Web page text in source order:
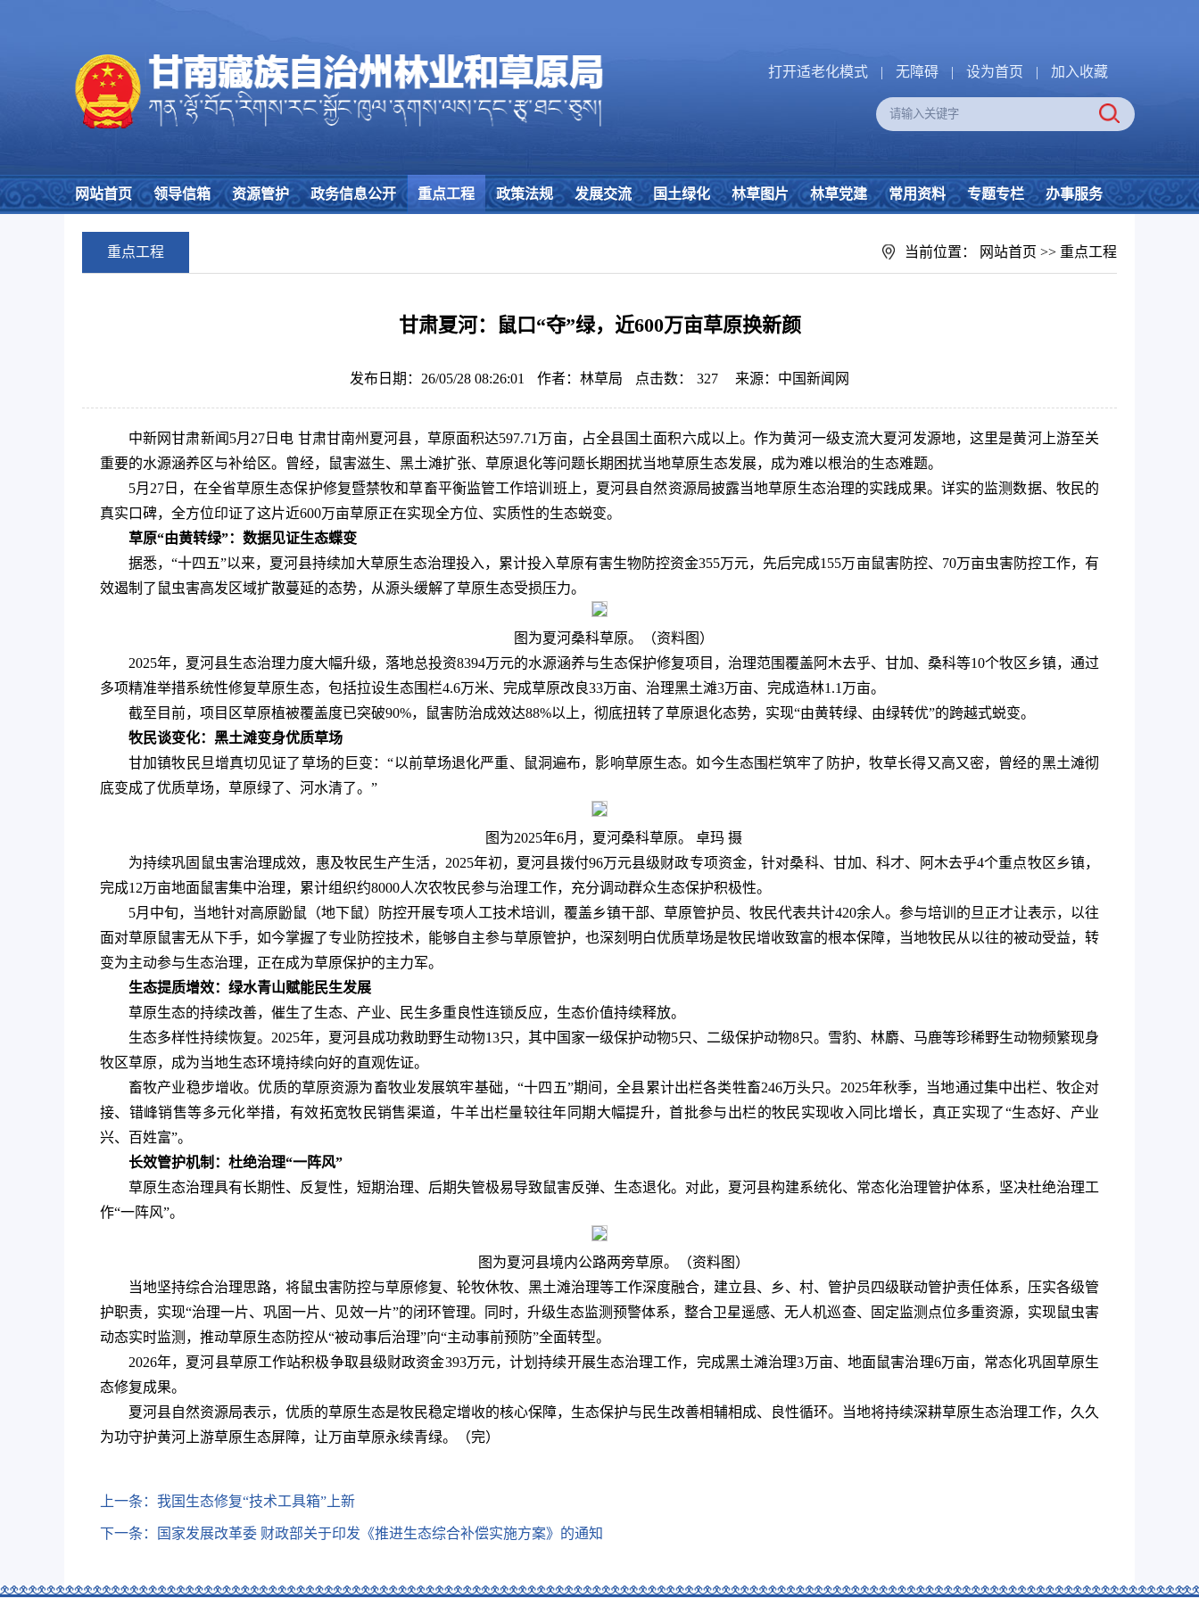
打开适老化模式 | 无障碍 | 设为首页 | 加入收藏
网站首页 领导信箱 资源管护 政务信息公开 重点工程 政策法规 发展交流 国土绿化 林草图片 林草党建 常用资料 专题专栏 办事服务
重点工程 当前位置： 网站首页 >> 重点工程
甘肃夏河：鼠口“夺”绿，近600万亩草原换新颜
发布日期：26/05/28 08:26:01 作者：林草局 点击数： 327 来源：中国新闻网
中新网甘肃新闻5月27日电 甘肃甘南州夏河县，草原面积达597.71万亩，占全县国土面积六成以上。作为黄河一级支流大夏河发源地，这里是黄河上游至关
重要的水源涵养区与补给区。曾经，鼠害滋生、黑土滩扩张、草原退化等问题长期困扰当地草原生态发展，成为难以根治的生态难题。
5月27日，在全省草原生态保护修复暨禁牧和草畜平衡监管工作培训班上，夏河县自然资源局披露当地草原生态治理的实践成果。详实的监测数据、牧民的
真实口碑，全方位印证了这片近600万亩草原正在实现全方位、实质性的生态蜕变。
草原“由黄转绿”：数据见证生态蝶变
据悉，“十四五”以来，夏河县持续加大草原生态治理投入，累计投入草原有害生物防控资金355万元，先后完成155万亩鼠害防控、70万亩虫害防控工作，有
效遏制了鼠虫害高发区域扩散蔓延的态势，从源头缓解了草原生态受损压力。
图为夏河桑科草原。（资料图）
2025年，夏河县生态治理力度大幅升级，落地总投资8394万元的水源涵养与生态保护修复项目，治理范围覆盖阿木去乎、甘加、桑科等10个牧区乡镇，通过
多项精准举措系统性修复草原生态，包括拉设生态围栏4.6万米、完成草原改良33万亩、治理黑土滩3万亩、完成造林1.1万亩。
截至目前，项目区草原植被覆盖度已突破90%，鼠害防治成效达88%以上，彻底扭转了草原退化态势，实现“由黄转绿、由绿转优”的跨越式蜕变。
牧民谈变化：黑土滩变身优质草场
甘加镇牧民旦增真切见证了草场的巨变：“以前草场退化严重、鼠洞遍布，影响草原生态。如今生态围栏筑牢了防护，牧草长得又高又密，曾经的黑土滩彻
底变成了优质草场，草原绿了、河水清了。”
图为2025年6月，夏河桑科草原。 卓玛 摄
为持续巩固鼠虫害治理成效，惠及牧民生产生活，2025年初，夏河县拨付96万元县级财政专项资金，针对桑科、甘加、科才、阿木去乎4个重点牧区乡镇，
完成12万亩地面鼠害集中治理，累计组织约8000人次农牧民参与治理工作，充分调动群众生态保护积极性。
5月中旬，当地针对高原鼢鼠（地下鼠）防控开展专项人工技术培训，覆盖乡镇干部、草原管护员、牧民代表共计420余人。参与培训的旦正才让表示，以往
面对草原鼠害无从下手，如今掌握了专业防控技术，能够自主参与草原管护，也深刻明白优质草场是牧民增收致富的根本保障，当地牧民从以往的被动受益，转
变为主动参与生态治理，正在成为草原保护的主力军。
生态提质增效：绿水青山赋能民生发展
草原生态的持续改善，催生了生态、产业、民生多重良性连锁反应，生态价值持续释放。
生态多样性持续恢复。2025年，夏河县成功救助野生动物13只，其中国家一级保护动物5只、二级保护动物8只。雪豹、林麝、马鹿等珍稀野生动物频繁现身
牧区草原，成为当地生态环境持续向好的直观佐证。
畜牧产业稳步增收。优质的草原资源为畜牧业发展筑牢基础，“十四五”期间，全县累计出栏各类牲畜246万头只。2025年秋季，当地通过集中出栏、牧企对
接、错峰销售等多元化举措，有效拓宽牧民销售渠道，牛羊出栏量较往年同期大幅提升，首批参与出栏的牧民实现收入同比增长，真正实现了“生态好、产业
兴、百姓富”。
长效管护机制：杜绝治理“一阵风”
草原生态治理具有长期性、反复性，短期治理、后期失管极易导致鼠害反弹、生态退化。对此，夏河县构建系统化、常态化治理管护体系，坚决杜绝治理工
作“一阵风”。
图为夏河县境内公路两旁草原。（资料图）
当地坚持综合治理思路，将鼠虫害防控与草原修复、轮牧休牧、黑土滩治理等工作深度融合，建立县、乡、村、管护员四级联动管护责任体系，压实各级管
护职责，实现“治理一片、巩固一片、见效一片”的闭环管理。同时，升级生态监测预警体系，整合卫星遥感、无人机巡查、固定监测点位多重资源，实现鼠虫害
动态实时监测，推动草原生态防控从“被动事后治理”向“主动事前预防”全面转型。
2026年，夏河县草原工作站积极争取县级财政资金393万元，计划持续开展生态治理工作，完成黑土滩治理3万亩、地面鼠害治理6万亩，常态化巩固草原生
态修复成果。
夏河县自然资源局表示，优质的草原生态是牧民稳定增收的核心保障，生态保护与民生改善相辅相成、良性循环。当地将持续深耕草原生态治理工作，久久
为功守护黄河上游草原生态屏障，让万亩草原永续青绿。（完）
上一条： 我国生态修复“技术工具箱”上新
下一条： 国家发展改革委 财政部关于印发《推进生态综合补偿实施方案》的通知